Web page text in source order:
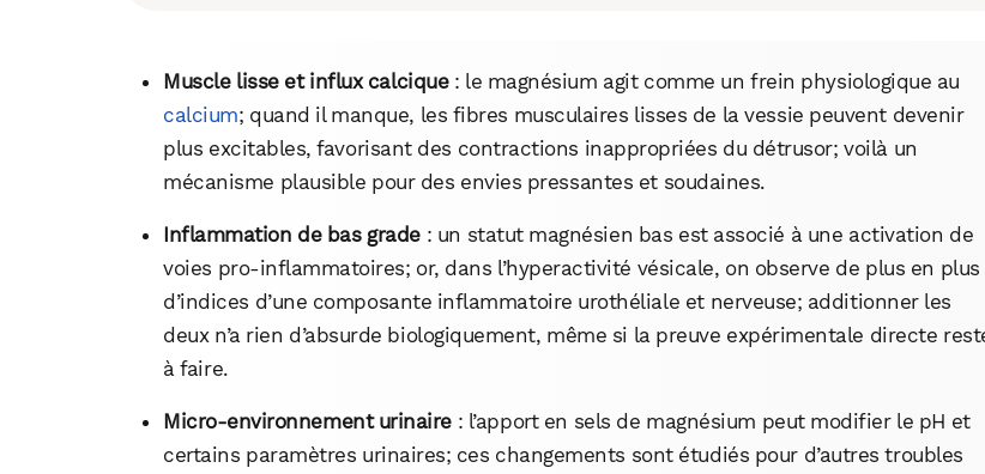
Muscle lisse et influx calcique: le magnésium agit comme un frein physiologique au
calcium; quand il manque, les fibres musculaires lisses de la vessie peuvent devenir
plus excitables, favorisant des contractions inappropriées du détrusor; voilà un
mécanisme plausible pour des envies pressantes et soudaines.
Inflammation de bas grade: un statut magnésien bas est associé à une activation de
voies pro‑inflammatoires; or, dans l’hyperactivité vésicale, on observe de plus en plus
d’indices d’une composante inflammatoire urothéliale et nerveuse; additionner les
deux n’a rien d’absurde biologiquement, même si la preuve expérimentale directe
à faire.
Micro‑environnement urinaire: l’apport en sels de magnésium peut modifier le pH et
certains paramètres urinaires; ces changements sont étudiés pour d’autres troubles